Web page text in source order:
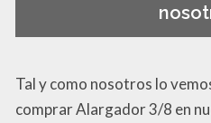
Tal y como nosotros lo
comprar Alargador 3/8 en